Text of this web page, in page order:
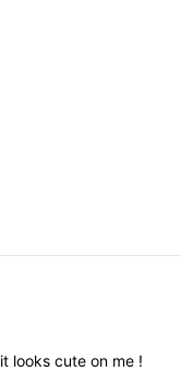
it lookscuteon me !